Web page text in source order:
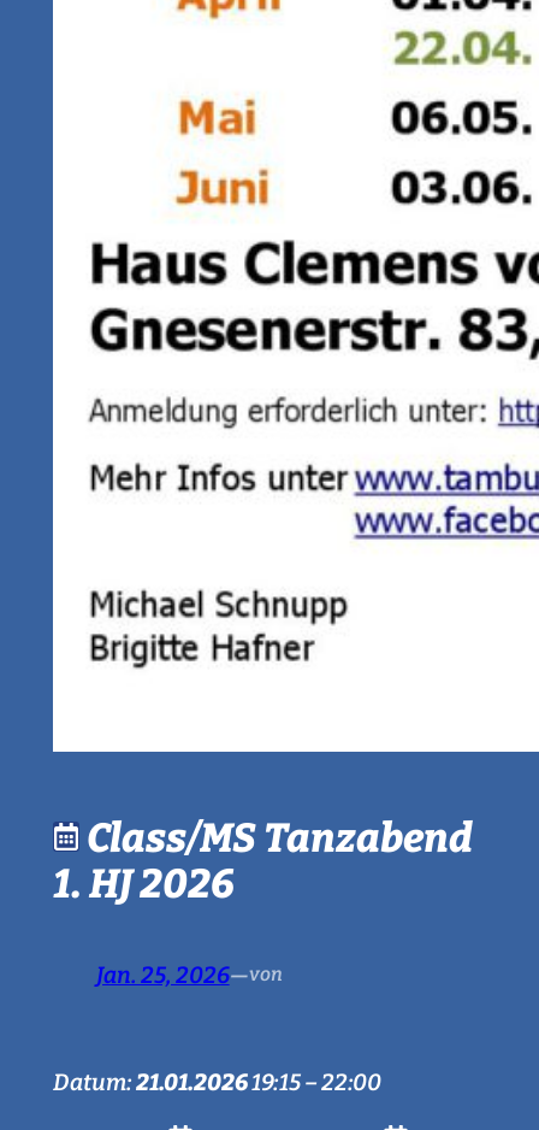
Class/MS Tanzabend
1. HJ 2026
Jan. 25, 2026—von
Datum:21.01.202619:15–22:00